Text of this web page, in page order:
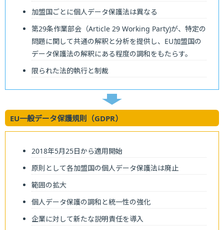
加盟国ごとに個人データ保護法は異なる
第29条作業部会（Article 29 Working Party)が、特定の
問題に関して共通の解釈と分析を提供し、EU加盟国の
データ保護法の解釈にある程度の調和をもたらす。
限られた法的執行と制裁
EU一般データ保護規則（GDPR）
2018年5月25日から適用開始
原則として各加盟国の個人データ保護法は廃止
範囲の拡大
個人データ保護の調和と統一性の強化
企業に対して新たな説明責任を導入